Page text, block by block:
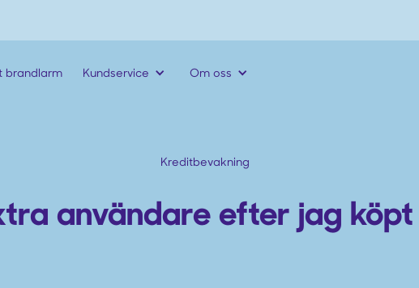
brandlarm Kundservice Om oss
Kreditbevakning
användare efter jag